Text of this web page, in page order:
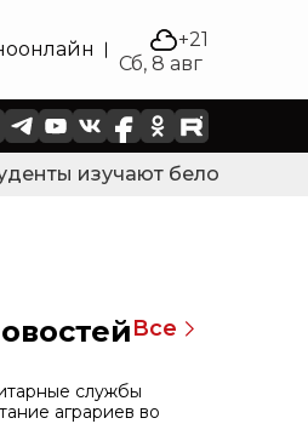
онлайн
+21
Сб, 8 авг
изучают
Все
службы
аграриев во